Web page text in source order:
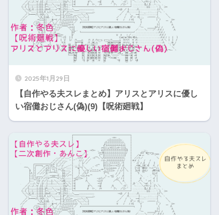
2025年1月29日
【自作やる夫スレまとめ】アリスとアリスに優し
い宿儺おじさん(偽)(9)【呪術廻戦】